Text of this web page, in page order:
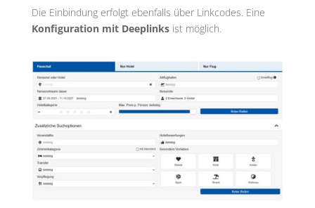
Die Einbindung erfolgt ebenfalls über Linkcodes. Eine
Konfiguration mit Deeplinksist möglich.